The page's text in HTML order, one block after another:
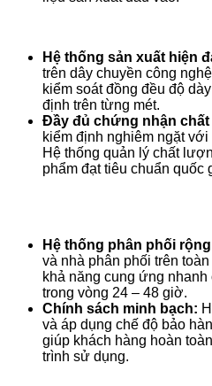
Hệ thống sản xuất hiện
trên dây chuyền công
kiểm soát đồng đều độ
định trên từng mét.
Đầy đủ chứng nhận
kiểm định nghiêm ngặt
Hệ thống quản lý chất
phẩm đạt tiêu chuẩn quốc
Hệ thống phân phối
và nhà phân phối trên toàn
khả năng cung ứng
trong vòng 24 – 48 giờ.
Chính sách minh bạch:
và áp dụng chế độ bảo
giúp khách hàng hoàn
trình sử dụng.